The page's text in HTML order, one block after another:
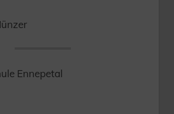
Ennepetal